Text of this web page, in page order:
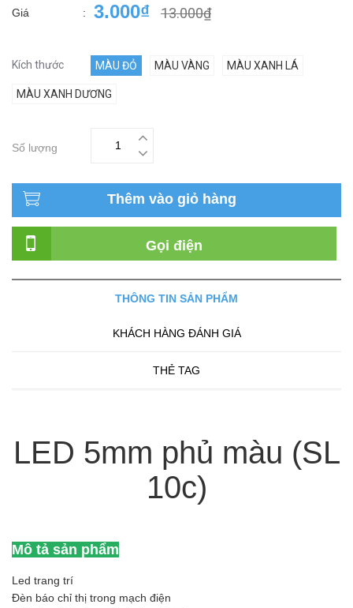
Giá
: 3.000₫ 13.000₫
Kích thước MÀU ĐỎ MÀU VÀNG MÀU XANH LÁ
MÀU XANH DƯƠNG
Số lượng
Thêm vào giỏ hàng
Gọi điện
THÔNG TIN SẢN PHẨM
KHÁCH HÀNG ĐÁNH GIÁ
THẺ TAG
LED 5mm phủ màu (SL
10c)
Mô tả sản phẩm
Led trang trí
Đèn báo chỉ thị trong mạch điện